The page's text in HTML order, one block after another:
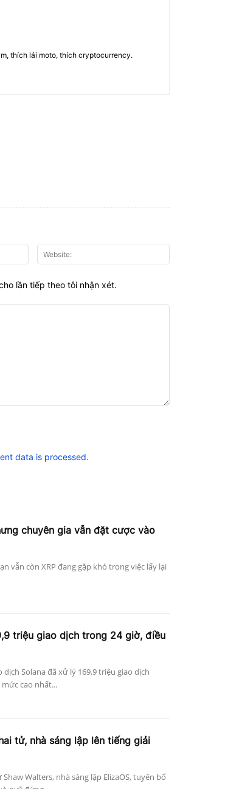
thích lái moto, thích cryptocurrency.
Email:*
lần tiếp theo tôi nhận xét.
data is processed.
chuyên gia vẫn đặt cược vào
vẫn còn XRP đang gặp khó trong việc lấy lại
triệu giao dịch trong 24 giờ, điều
dịch Solana đã xử lý 169,9 triệu giao dịch
cao nhất...
tử, nhà sáng lập lên tiếng giải
Walters, nhà sáng lập ElizaOS, tuyên bố